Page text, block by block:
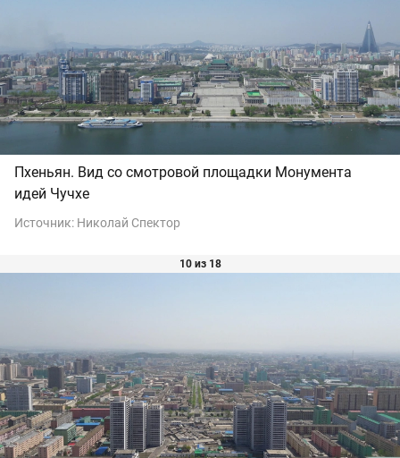
Пхеньян. Вид со смотровой площадки Монумента
идей Чучхе
Источник: Николай Спектор
10 из 18